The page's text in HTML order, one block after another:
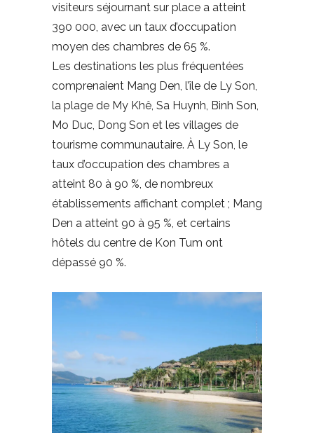
visiteurs séjournant sur place a atteint
390 000, avec un taux d’occupation
moyen des chambres de 65 %.
Les destinations les plus fréquentées
comprenaient Mang Den, l’île de Ly Son,
la plage de My Khê, Sa Huynh, Binh Son,
Mo Duc, Dong Son et les villages de
tourisme communautaire. À Ly Son, le
taux d’occupation des chambres a
atteint 80 à 90 %, de nombreux
établissements affichant complet ; Mang
Den a atteint 90 à 95 %, et certains
hôtels du centre de Kon Tum ont
dépassé 90 %.